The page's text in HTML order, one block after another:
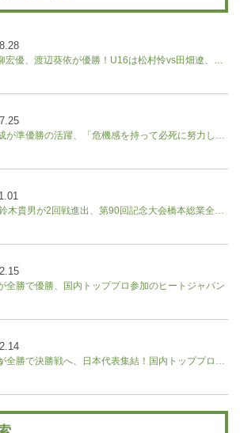
葵依が優勝！U16は松村怜vs田畑遼、野口紗枝vs山本晄の決勝に。【ユニクロ全日本ジュニアテニス選手権】
優勝の活躍、「危機感を持って必死に努力したい」／中国フューチャーズ
貴男が2回戦進出、第90回記念大会橋本総業全日本テニス選手権
全勝で優勝、国内トッププロ参加のヒートジャパン
勝で決勝戦へ、日本代表集結！国内トッププロ参加のヒートジャパン